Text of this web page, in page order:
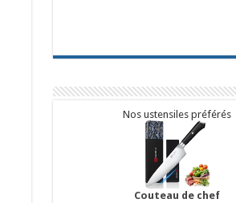
Nos ustensiles préférés
Couteau de chef